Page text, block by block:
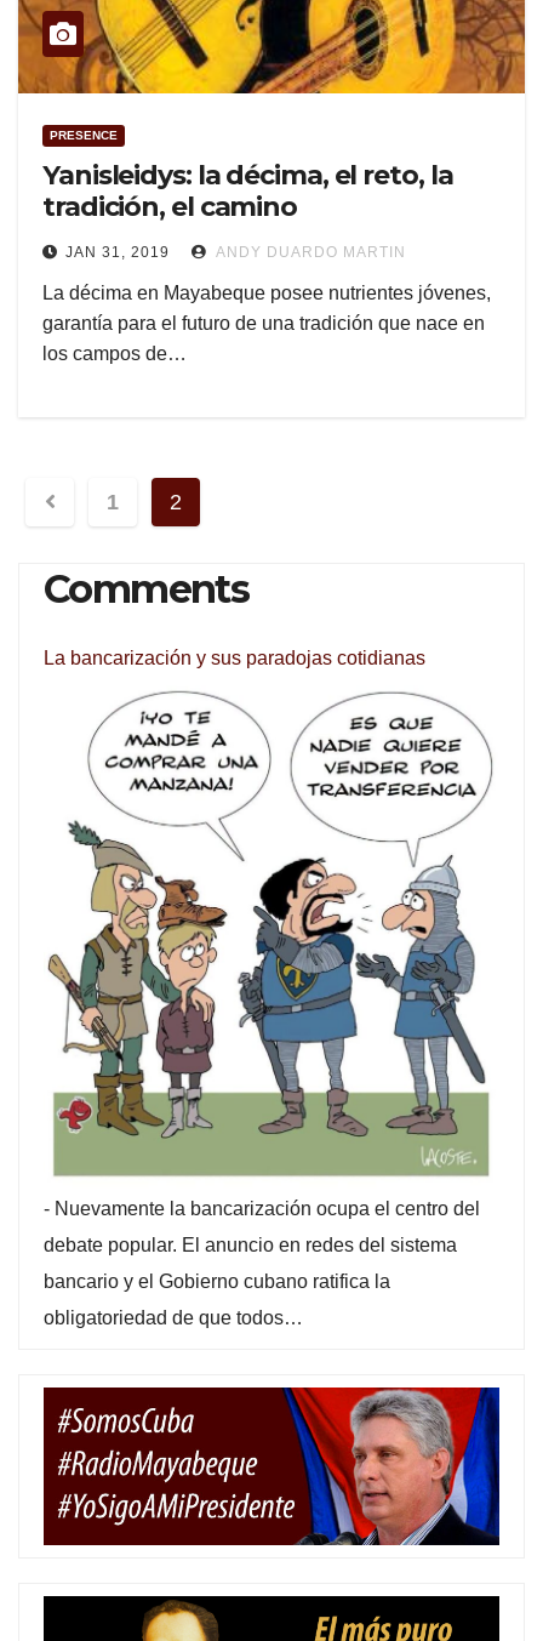
PRESENCE
Yanisleidys: la décima, el reto, la
tradición, el camino
JAN 31, 2019 ANDY DUARDO MARTIN
La décima en Mayabeque posee nutrientes jóvenes,
garantía para el futuro de una tradición que nace en
los campos de…
Posts
1 2
Comments
La bancarización y sus paradojas cotidianas
- Nuevamente la bancarización ocupa el centro del
debate popular. El anuncio en redes del sistema
bancario y el Gobierno cubano ratifica la
obligatoriedad de que todos…